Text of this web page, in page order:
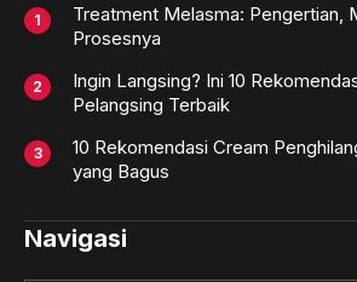
Treatment Melasma: Pengertian,
Prosesnya
Ingin Langsing? Ini 10
Pelangsing Terbaik
10 Rekomendasi Cream
yang Bagus
Navigasi